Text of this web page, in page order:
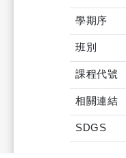
學期序
班別
課程代號
相關連結
SDGS